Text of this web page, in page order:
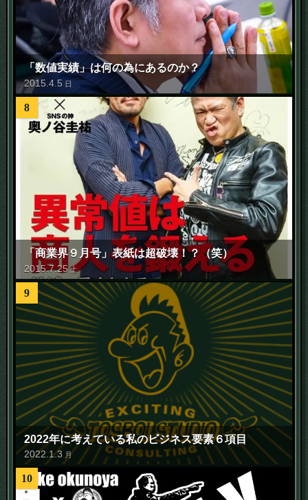
「数値実績」は何の為にあるのか？
2015 .4 .5 日
8
「商業界９月号」表紙は超破壊！？（笑）
2015.7.25 土
9
2022年に考えている私のビジネス要素６項目
2022 1.3 月
10